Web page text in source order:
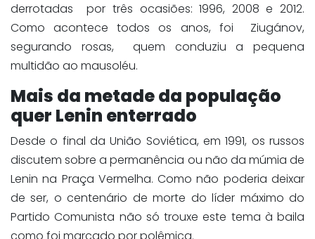
derrotadas por três ocasiões: 1996, 2008 e 2012.
Como acontece todos os anos, foi Ziugánov,
segurando rosas, quem conduziu a pequena
multidão ao mausoléu.
Mais da metade da população
quer Lenin enterrado
Desde o final da União Soviética, em 1991, os russos
discutem sobre a permanência ou não da múmia de
Lenin na Praça Vermelha. Como não poderia deixar
de ser, o centenário de morte do líder máximo do
Partido Comunista não só trouxe este tema à baila